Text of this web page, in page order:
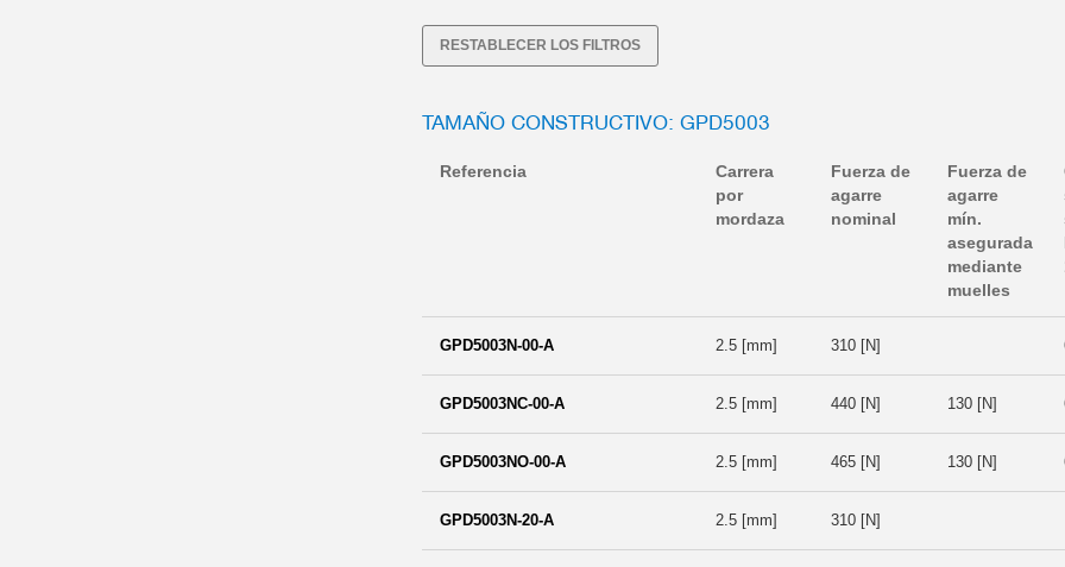
RESTABLECER LOS FILTROS
TAMAÑO CONSTRUCTIVO: GPD5003
Referencia
Carrera
por
mordaza
Fuerza de
agarre
nominal
Fuerza de
agarre
mín.
asegurada
mediante
muelles
GPD5003N-00-A 2.5 [mm] 310 [N]
GPD5003NC-00-A 2.5 [mm] 440 [N] 130 [N]
GPD5003NO-00-A 2.5 [mm] 465 [N] 130 [N]
GPD5003N-20-A 2.5 [mm] 310 [N]